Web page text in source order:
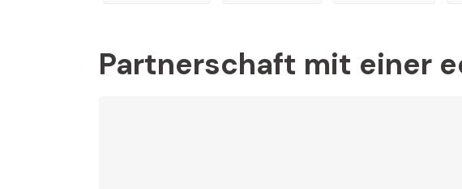
Partnerschaft mit einer